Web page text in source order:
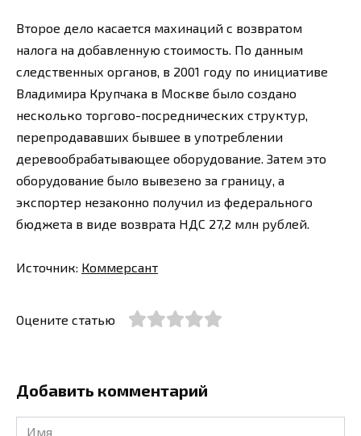
Второе дело касается махинаций с возвратом
налога на добавленную стоимость. По данным
следственных органов, в 2001 году по инициативе
Владимира Крупчака в Москве было создано
несколько торгово-посреднических структур,
перепродававших бывшее в употреблении
деревообрабатывающее оборудование. Затем это
оборудование было вывезено за границу, а
экспортер незаконно получил из федерального
бюджета в виде возврата НДС 27,2 млн рублей.
Источник: Коммерсант
Оцените статью
Добавить комментарий
Имя